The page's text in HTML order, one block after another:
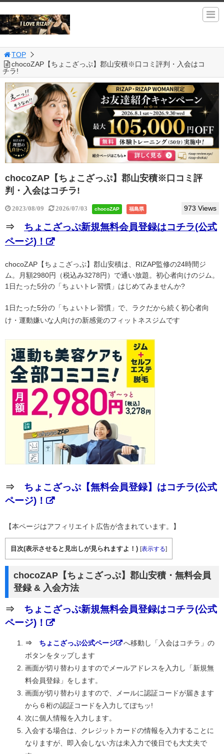
TOP
chocoZAP【ちょこざっぷ】郡山安積※口コミ評判・入会はコ
チラ!
chocoZAP【ちょこざっぷ】郡山安積※口コミ評
判・入会はコチラ!
2023/08/09 2026/07/03 chocoZAP 福島県 973 Views
⇒ ちょこざっぷ新規無料会員登録はコチラ(公式
ページ)！
chocoZAP【ちょこざっぷ】郡山安積は、RIZAP監修の24時間ジ
ム。月額2980円（税込み3278円）で通い放題。初心者向けのジム。
1日たった5分の「ちょいトレ習慣」はじめてみませんか?
1日たった5分の「ちょいトレ習慣」で、ラクだから続く初心者向
け・運動嫌いな人向けの新感覚のフィットネスジムです
⇒ ちょこざっぷ【無料会員登録】はコチラ(公式
ページ)！
【本ページはアフィリエイト広告が含まれています。】
目次(表示させると見出しが見られますよ！) [表示する]
chocoZAP【ちょこざっぷ】郡山安積・無料会員
登録 & 入会方法
⇒ ちょこざっぷ新規無料会員登録はコチラ(公式
ページ)！
⇒ ちょこざっぷ公式ページ
へ移動し「入会はコチラ」の
ボタンをタップします
画面が切り替わりますのでメールアドレスを入力し「新規無
料会員登録」をします。
画面が切り替わりますので、メールに認証コードが届きます
から６桁の認証コードを入力してぽちッ!
次に個人情報を入力します。
入会する場合は、クレジットカードの情報を入力することに
なりますが、即入会しない方は未入力で後日でも大丈夫で